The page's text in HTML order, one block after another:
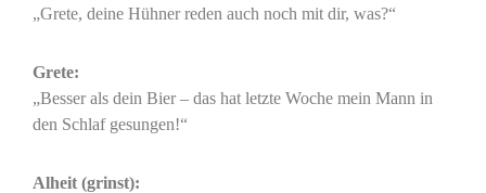
„Grete, deine Hühner reden auch noch mit dir, was?“
Grete:
„Besser als dein Bier – das hat letzte Woche mein Mann in
den Schlaf gesungen!“
Alheit (grinst):